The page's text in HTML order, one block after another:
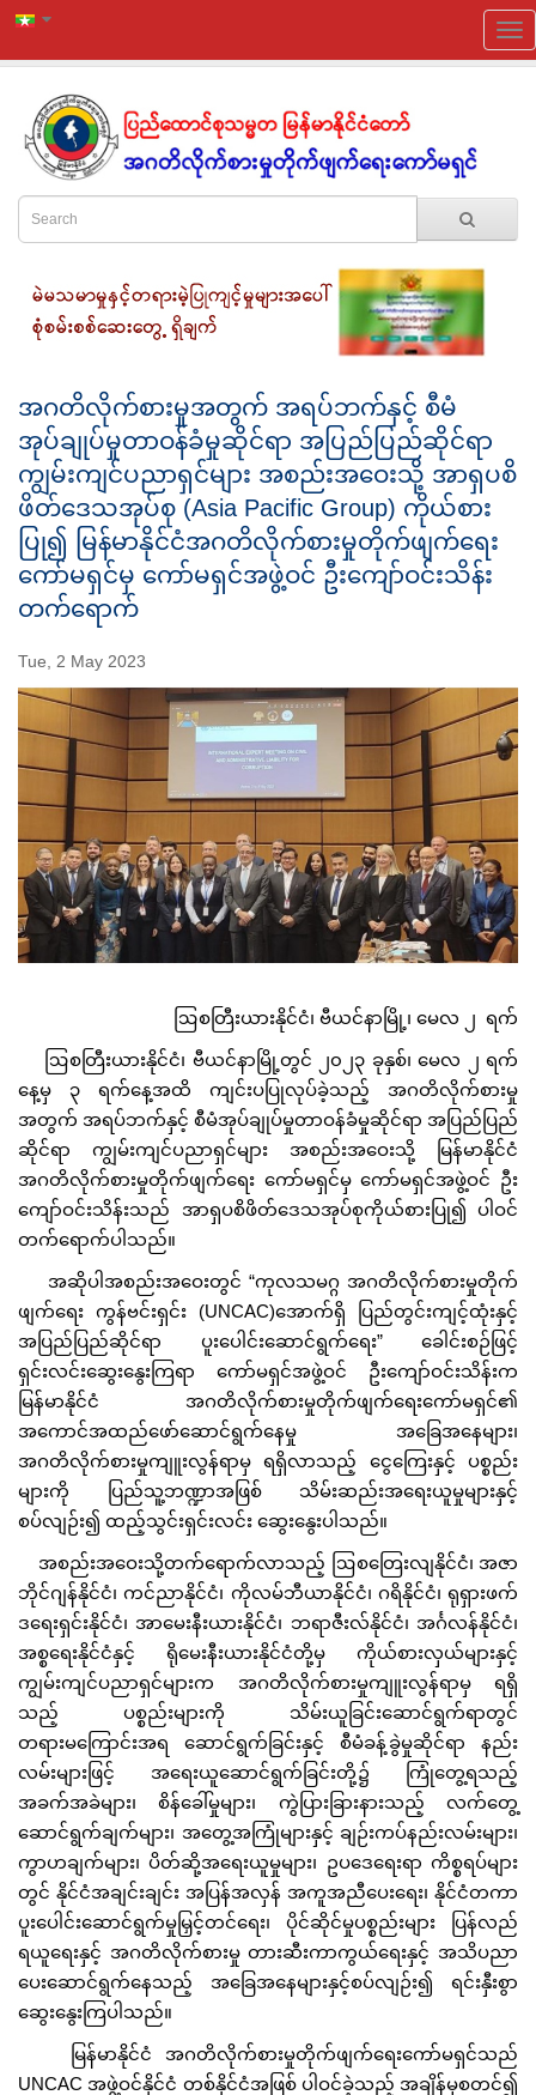
အဂတိလိုက်စားမှုအတွက် အရပ်ဘက်နှင့် စီမံ
အုပ်ချုပ်မှုတာဝန်ခံမှုဆိုင်ရာ အပြည်ပြည်ဆိုင်ရာ
ကျွမ်းကျင်ပညာရှင်များ အစည်းအဝေးသို့ အာရှပစိ
ဖိတ်ဒေသအုပ်စု (Asia Pacific Group) ကိုယ်စား
ပြု၍ မြန်မာနိုင်ငံအဂတိလိုက်စားမှုတိုက်ဖျက်ရေး
ကော်မရှင်မှ ကော်မရှင်အဖွဲ့ဝင် ဦးကျော်ဝင်းသိန်း
တက်ရောက်
Tue, 2 May 2023
ဩစတြီးယားနိုင်ငံ၊ ဗီယင်နာမြို့၊ မေလ ၂ ရက်
ဩစတြီးယားနိုင်ငံ၊ ဗီယင်နာမြို့တွင် ၂၀၂၃ ခုနှစ်၊ မေလ ၂ ရက်
နေ့မှ ၃ ရက်နေ့အထိ ကျင်းပပြုလုပ်ခဲ့သည့် အဂတိလိုက်စားမှု
အတွက် အရပ်ဘက်နှင့် စီမံအုပ်ချုပ်မှုတာဝန်ခံမှုဆိုင်ရာ အပြည်ပြည်
ဆိုင်ရာ ကျွမ်းကျင်ပညာရှင်များ အစည်းအဝေးသို့ မြန်မာနိုင်ငံ
အဂတိလိုက်စားမှုတိုက်ဖျက်ရေး ကော်မရှင်မှ ကော်မရှင်အဖွဲ့ဝင် ဦး
ကျော်ဝင်းသိန်းသည် အာရှပစိဖိတ်ဒေသအုပ်စုကိုယ်စားပြု၍ ပါဝင်
တက်ရောက်ပါသည်။
အဆိုပါအစည်းအဝေးတွင် “ကုလသမဂ္ဂ အဂတိလိုက်စားမှုတိုက်
ဖျက်ရေး ကွန်ဗင်းရှင်း (UNCAC)အောက်ရှိ ပြည်တွင်းကျင့်ထုံးနှင့်
အပြည်ပြည်ဆိုင်ရာ ပူးပေါင်းဆောင်ရွက်ရေး” ခေါင်းစဉ်ဖြင့်
ရှင်းလင်းဆွေးနွေးကြရာ ကော်မရှင်အဖွဲ့ဝင် ဦးကျော်ဝင်းသိန်းက
မြန်မာနိုင်ငံ အဂတိလိုက်စားမှုတိုက်ဖျက်ရေးကော်မရှင်၏
အကောင်အထည်ဖော်ဆောင်ရွက်နေမှု အခြေအနေများ၊
အဂတိလိုက်စားမှုကျူးလွန်ရာမှ ရရှိလာသည့် ငွေကြေးနှင့် ပစ္စည်း
များကို ပြည်သူ့ဘဏ္ဍာအဖြစ် သိမ်းဆည်းအရေးယူမှုများနှင့်
စပ်လျဉ်း၍ ထည့်သွင်းရှင်းလင်း ဆွေးနွေးပါသည်။
အစည်းအဝေးသို့တက်ရောက်လာသည့် ဩစတြေးလျနိုင်ငံ၊ အဇာ
ဘိုင်ဂျန်နိုင်ငံ၊ ကင်ညာနိုင်ငံ၊ ကိုလမ်ဘီယာနိုင်ငံ၊ ဂရိနိုင်ငံ၊ ရုရှားဖက်
ဒရေးရှင်းနိုင်ငံ၊ အာမေးနီးယားနိုင်ငံ၊ ဘရာဇီးလ်နိုင်ငံ၊ အင်္ဂလန်နိုင်ငံ၊
အစ္စရေးနိုင်ငံနှင့် ရိုမေးနီးယားနိုင်ငံတို့မှ ကိုယ်စားလှယ်များနှင့်
ကျွမ်းကျင်ပညာရှင်များက အဂတိလိုက်စားမှုကျူးလွန်ရာမှ ရရှိ
သည့် ပစ္စည်းများကို သိမ်းယူခြင်းဆောင်ရွက်ရာတွင်
တရားမကြောင်းအရ ဆောင်ရွက်ခြင်းနှင့် စီမံခန့်ခွဲမှုဆိုင်ရာ နည်း
လမ်းများဖြင့် အရေးယူဆောင်ရွက်ခြင်းတို့၌ ကြုံတွေ့ရသည့်
အခက်အခဲများ၊ စိန်ခေါ်မှုများ၊ ကွဲပြားခြားနားသည့် လက်တွေ့
ဆောင်ရွက်ချက်များ၊ အတွေ့အကြုံများနှင့် ချဉ်းကပ်နည်းလမ်းများ၊
ကွာဟချက်များ၊ ပိတ်ဆို့အရေးယူမှုများ၊ ဥပဒေရေးရာ ကိစ္စရပ်များ
တွင် နိုင်ငံအချင်းချင်း အပြန်အလှန် အကူအညီပေးရေး၊ နိုင်ငံတကာ
ပူးပေါင်းဆောင်ရွက်မှုမြှင့်တင်ရေး၊ ပိုင်ဆိုင်မှုပစ္စည်းများ ပြန်လည်
ရယူရေးနှင့် အဂတိလိုက်စားမှု တားဆီးကာကွယ်ရေးနှင့် အသိပညာ
ပေးဆောင်ရွက်နေသည့် အခြေအနေများနှင့်စပ်လျဉ်း၍ ရင်းနှီးစွာ
ဆွေးနွေးကြပါသည်။
မြန်မာနိုင်ငံ အဂတိလိုက်စားမှုတိုက်ဖျက်ရေးကော်မရှင်သည်
UNCAC အဖွဲ့ဝင်နိုင်ငံ တစ်နိုင်ငံအဖြစ် ပါဝင်ခဲ့သည့် အချိန်မှစတင်၍